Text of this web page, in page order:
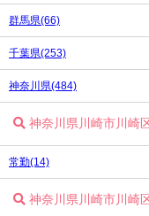
群馬県(66)
千葉県(253)
神奈川県(484)
神奈川県川崎市川崎
常勤(14)
神奈川県川崎市川崎